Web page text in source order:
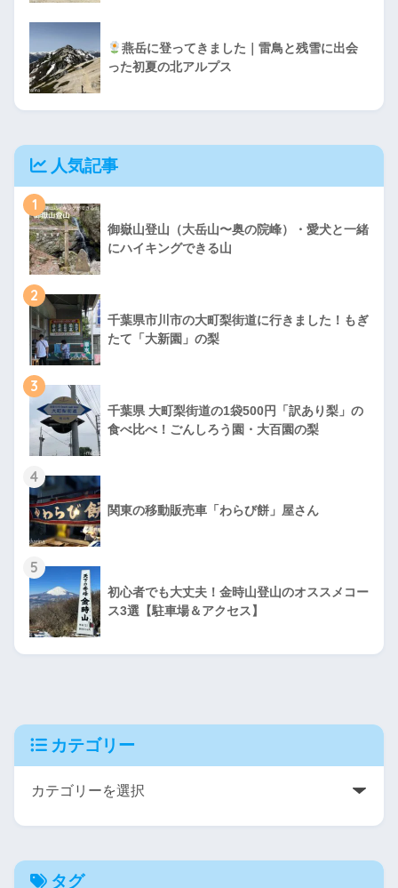
燕岳に登ってきました｜雷鳥と残雪に出会
った初夏の北アルプス
人気記事
1
御嶽山登山（大岳山〜奥の院峰）・愛犬と一緒
にハイキングできる山
2
千葉県市川市の大町梨街道に行きました！もぎ
たて「大新園」の梨
3
千葉県 大町梨街道の1袋500円「訳あり梨」の
食べ比べ！ごんしろう園・大百園の梨
4
関東の移動販売車「わらび餅」屋さん
5
初心者でも大丈夫！金時山登山のオススメコー
ス3選【駐車場＆アクセス】
カテゴリー
タグ